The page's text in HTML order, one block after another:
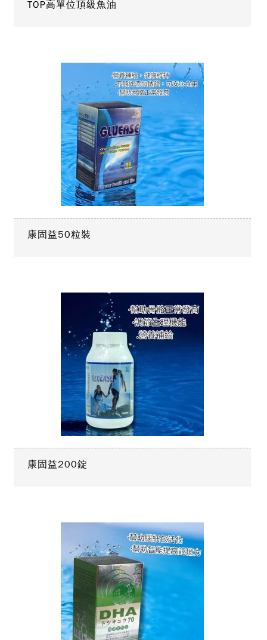
TOP高單位頂級魚油
康固益50粒裝
康固益200錠